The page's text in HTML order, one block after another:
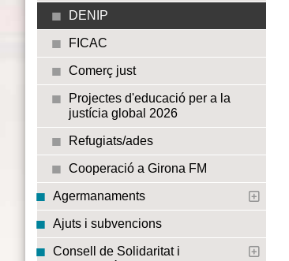
DENIP
FICAC
Comerç just
Projectes d'educació per a la
justícia global 2026
Refugiats/ades
Cooperació a Girona FM
Agermanaments
Ajuts i subvencions
Consell de Solidaritat i